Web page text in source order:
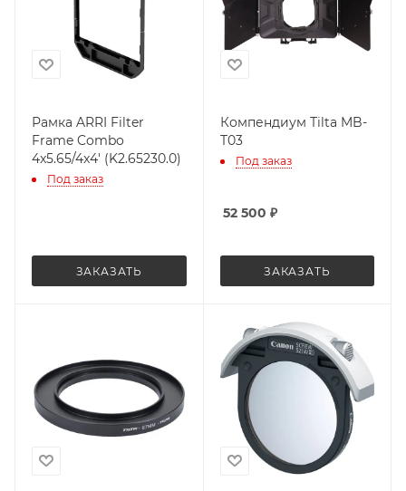
Рамка ARRI Filter
Frame Combo
4x5.65/4x4' (K2.65230.0)
Под заказ
ЗАКАЗАТЬ
Компендиум Tilta MB-
T03
Под заказ
52 500 ₽
ЗАКАЗАТЬ